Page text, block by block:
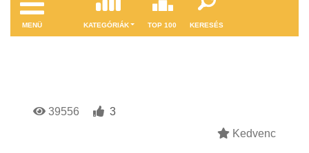
MENÜ KATEGÓRIÁK TOP 100 KERESÉS
39556
3
Kedvenc